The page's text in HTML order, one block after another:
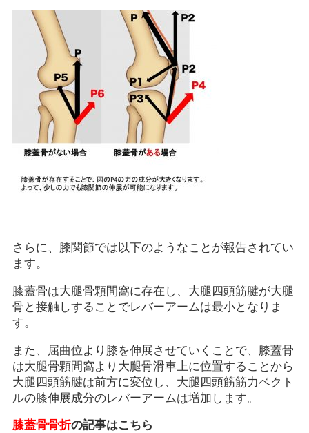
さらに、膝関節では以下のようなことが報告されてい
ます。
膝蓋骨は大腿骨顆間窩に存在し、大腿四頭筋腱が大腿
骨と接触しすることでレバーアームは最小となりま
す。
また、屈曲位より膝を伸展させていくことで、膝蓋骨
は大腿骨顆間窩より大腿骨滑車上に位置することから
大腿四頭筋腱は前方に変位し、大腿四頭筋筋力ベクト
ルの膝伸展成分のレバーアームは増加します。
膝蓋骨骨折の記事はこちら